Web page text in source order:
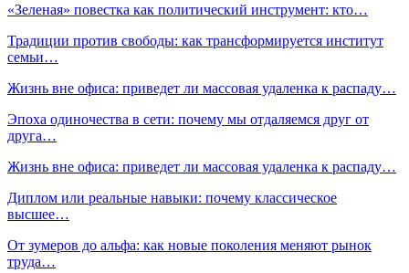
«Зеленая» повестка как политический инструмент: кто…
Традиции против свободы: как трансформируется институт
семьи…
Жизнь вне офиса: приведет ли массовая удаленка к распаду…
Эпоха одиночества в сети: почему мы отдаляемся друг от
друга…
Жизнь вне офиса: приведет ли массовая удаленка к распаду…
Диплом или реальные навыки: почему классическое
высшее…
От зумеров до альфа: как новые поколения меняют рынок
труда…